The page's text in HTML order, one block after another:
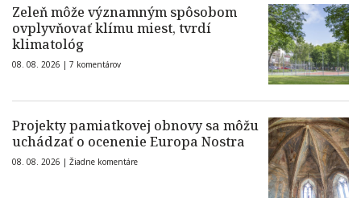
Zeleň môže významným spôsobom
ovplyvňovať klímu miest, tvrdí
klimatológ
08. 08. 2026 | 7 komentárov
Projekty pamiatkovej obnovy sa môžu
uchádzať o ocenenie Europa Nostra
08. 08. 2026 | Žiadne komentáre